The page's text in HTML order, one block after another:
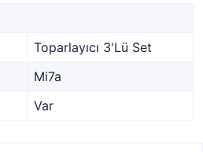
Toparlayıcı 3'Lü Set
Mi7a
Var